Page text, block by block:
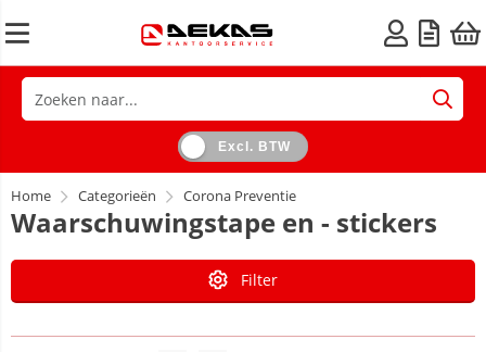
Excl. BTW
Home Categorieën Corona Preventie
Waarschuwingstape en - stickers
Filter